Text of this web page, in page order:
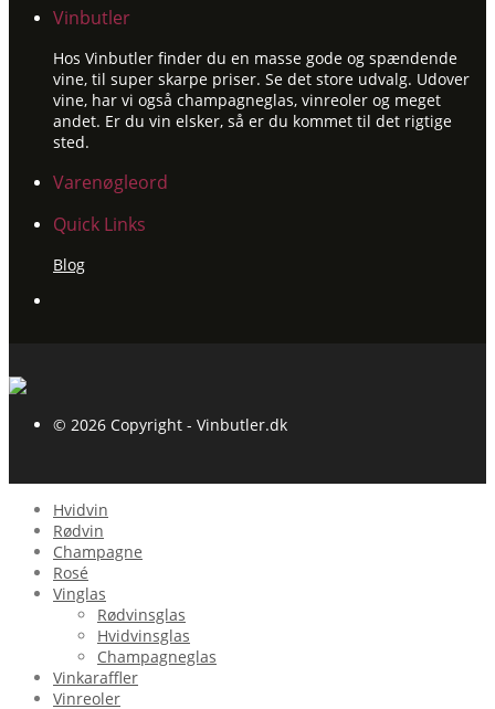
Vinbutler
Hos Vinbutler finder du en masse gode og spændende
vine, til super skarpe priser. Se det store udvalg. Udover
vine, har vi også champagneglas, vinreoler og meget
andet. Er du vin elsker, så er du kommet til det rigtige
sted.
Varenøgleord
Quick Links
Blog
© 2026 Copyright - Vinbutler.dk
Hvidvin
Rødvin
Champagne
Rosé
Vinglas
Rødvinsglas
Hvidvinsglas
Champagneglas
Vinkaraffler
Vinreoler